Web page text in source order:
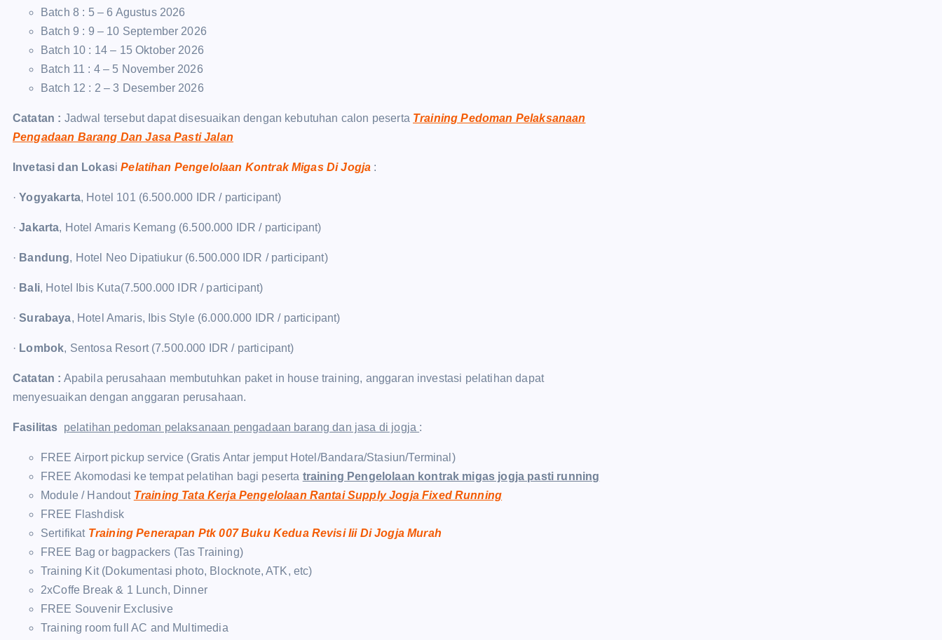
Batch 8 : 5 – 6 Agustus 2026
Batch 9 : 9 – 10 September 2026
Batch 10 : 14 – 15 Oktober 2026
Batch 11 : 4 – 5 November 2026
Batch 12 : 2 – 3 Desember 2026
Catatan : Jadwal tersebut dapat disesuaikan dengan kebutuhan calon peserta Training Pedoman Pelaksanaan
Pengadaan Barang Dan Jasa Pasti Jalan
Invetasi dan LokasiPelatihan Pengelolaan Kontrak Migas Di Jogja :
·Yogyakarta, Hotel 101 (6.500.000 IDR / participant)
·Jakarta, Hotel Amaris Kemang (6.500.000 IDR / participant)
· Bandung, Hotel Neo Dipatiukur (6.500.000 IDR / participant)
· Bali, Hotel Ibis Kuta(7.500.000 IDR / participant)
·Surabaya, Hotel Amaris, Ibis Style (6.000.000 IDR / participant)
· Lombok, Sentosa Resort (7.500.000 IDR / participant)
Catatan : Apabila perusahaan membutuhkan paket in house training, anggaran investasi pelatihan dapat
menyesuaikan dengan anggaran perusahaan.
Fasilitas pelatihan pedoman pelaksanaan pengadaan barang dan jasa di jogja :
FREE Airport pickup service (Gratis Antar jemput Hotel/Bandara/Stasiun/Terminal)
FREE Akomodasi ke tempat pelatihan bagi peserta training Pengelolaan kontrak migas jogja pasti running
Module / Handout Training Tata Kerja Pengelolaan Rantai Supply Jogja Fixed Running
FREE Flashdisk
Sertifikat Training Penerapan Ptk 007 Buku Kedua Revisi Iii Di Jogja Murah
FREE Bag or bagpackers (Tas Training)
Training Kit (Dokumentasi photo, Blocknote, ATK, etc)
2xCoffe Break & 1 Lunch, Dinner
FREE Souvenir Exclusive
Training room full AC and Multimedia